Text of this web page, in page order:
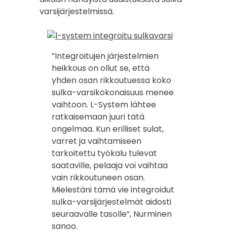
varsijärjestelmissä.
”Integroitujen järjestelmien
heikkous on ollut se, että
yhden osan rikkoutuessa koko
sulka-varsikokonaisuus menee
vaihtoon. L-System lähtee
ratkaisemaan juuri tätä
ongelmaa. Kun erilliset sulat,
varret ja vaihtamiseen
tarkoitettu työkalu tulevat
saataville, pelaaja voi vaihtaa
vain rikkoutuneen osan.
Mielestäni tämä vie integroidut
sulka-varsijärjestelmät aidosti
seuraavalle tasolle”, Nurminen
sanoo.